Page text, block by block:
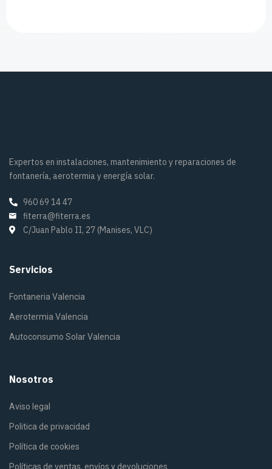
Expertos en instalaciones, mantenimiento y reparaciones de
fontanería, aerotermia y energía solar.
960 69 14 47
fiterra@fiterra.es
C/Juan Pablo II, 27 (Manises, VLC)
Servicios
Fontaneria Valencia
Aerotermia Valencia
Autoconsumo Solar Valencia
Nosotros
Aviso legal
Politica de privacidad
Política de cookies
Políticas de ventas, envíos y devoluciones